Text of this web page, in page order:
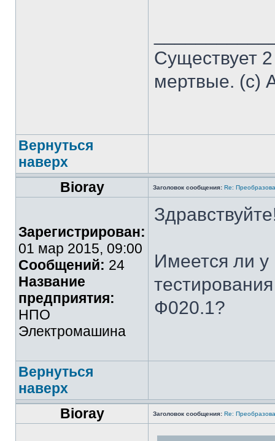
Существует
мертвые. (с)
Вернуться
наверх
Bioray
Заголовок сообщения: Re:
Зарегистрирован:
01 мар 2015, 09:00
Сообщений: 24
Название
предприятия:
НПО
Электромашина
Имеется ли у
Ф020.1?
Вернуться
наверх
Bioray
Заголовок сообщения: Re: